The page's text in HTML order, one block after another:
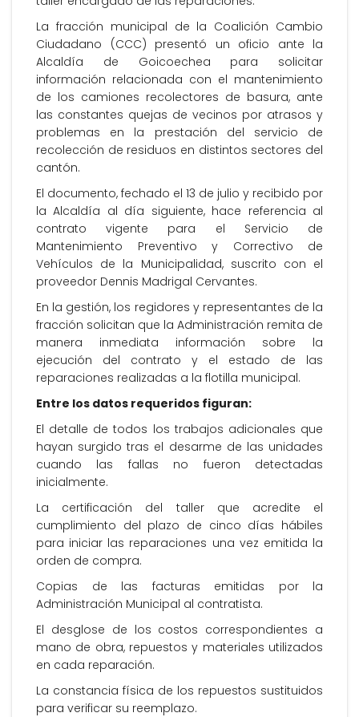
La fracción municipal de la Coalición Cambio
Ciudadano (CCC) presentó un oficio ante la
Alcaldía de Goicoechea para solicitar
información relacionada con el mantenimiento
de los camiones recolectores de basura, ante
las constantes quejas de vecinos por atrasos y
problemas en la prestación del servicio de
recolección de residuos en distintos sectores del
cantón.
El documento, fechado el 13 de julio y recibido por
la Alcaldía al día siguiente, hace referencia al
contrato vigente para el Servicio de
Mantenimiento Preventivo y Correctivo de
Vehículos de la Municipalidad, suscrito con el
proveedor Dennis Madrigal Cervantes.
En la gestión, los regidores y representantes de la
fracción solicitan que la Administración remita de
manera inmediata información sobre la
ejecución del contrato y el estado de las
reparaciones realizadas a la flotilla municipal.
Entre los datos requeridos figuran:
El detalle de todos los trabajos adicionales que
hayan surgido tras el desarme de las unidades
cuando las fallas no fueron detectadas
inicialmente.
La certificación del taller que acredite el
cumplimiento del plazo de cinco días hábiles
para iniciar las reparaciones una vez emitida la
orden de compra.
Copias de las facturas emitidas por la
Administración Municipal al contratista.
El desglose de los costos correspondientes a
mano de obra, repuestos y materiales utilizados
en cada reparación.
La constancia física de los repuestos sustituidos
para verificar su reemplazo.